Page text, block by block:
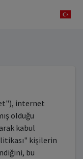
internet
olduğu
kabul
kişilerin
bu